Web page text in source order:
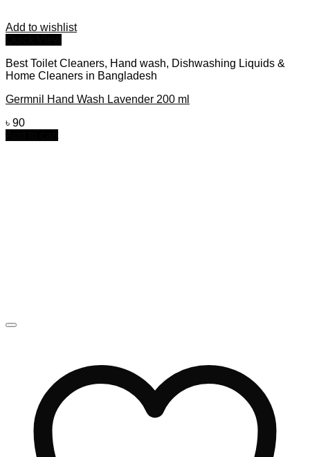
Add to wishlist
Best Toilet Cleaners, Hand wash, Dishwashing Liquids &
Home Cleaners in Bangladesh
Germnil Hand Wash Lavender 200 ml
৳ 90